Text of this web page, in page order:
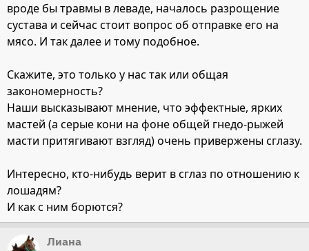
вроде бы травмы в леваде, началось разрощение
сустава и сейчас стоит вопрос об отправке его на
мясо. И так далее и тому подобное.
Скажите, это только у нас так или общая
закономерность?
Наши высказывают мнение, что эффектные, ярких
мастей (а серые кони на фоне общей гнедо-рыжей
масти притягивают взгляд) очень привержены сглазу.
Интересно, кто-нибудь верит в сглаз по отношению к
лошадям?
И как с ним борются?
Лиана